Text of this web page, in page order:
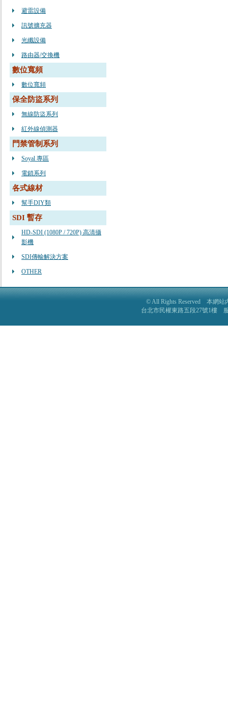
避雷設備
訊號擴充器
光纖設備
路由器/交換機
數位寬頻
數位寬頻
保全防盜系列
無線防盜系列
紅外線偵測器
門禁管制系列
Soyal 專區
電鎖系列
各式線材
幫手DIY類
SDI 暫存
HD-SDI (1080P / 720P) 高清攝
影機
SDI傳輸解決方案
OTHER
© All Rights Reserved 本網站
台北市民權東路五段27號1樓